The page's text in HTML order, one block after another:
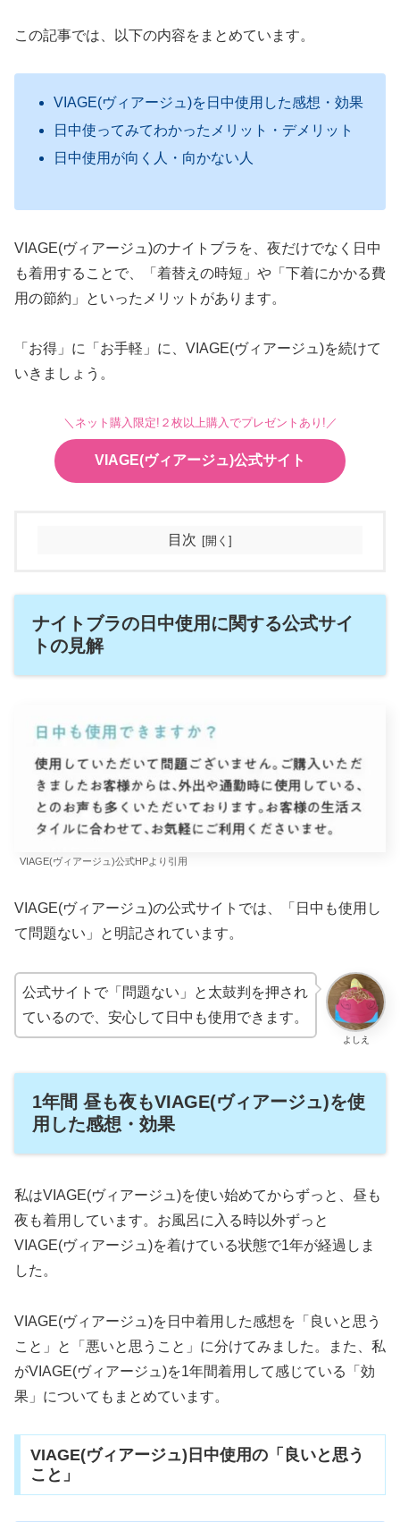
この記事では、以下の内容をまとめています。
VIAGE(ヴィアージュ)を日中使用した感想・効果
日中使ってみてわかったメリット・デメリット
日中使用が向く人・向かない人
VIAGE(ヴィアージュ)のナイトブラを、夜だけでなく日中
も着用することで、「着替えの時短」や「下着にかかる費
用の節約」といったメリットがあります。
「お得」に「お手軽」に、VIAGE(ヴィアージュ)を続けて
いきましょう。
＼ネット購入限定!２枚以上購入でプレゼントあり!／
VIAGE(ヴィアージュ)公式サイト
目次
ナイトブラの日中使用に関する公式サイ
トの見解
VIAGE(ヴィアージュ)公式HPより引用
VIAGE(ヴィアージュ)の公式サイトでは、「日中も使用し
て問題ない」と明記されています。
よしえ
公式サイトで「問題ない」と太鼓判を押され
ているので、安心して日中も使用できます。
1年間 昼も夜もVIAGE(ヴィアージュ)を使
用した感想・効果
私はVIAGE(ヴィアージュ)を使い始めてからずっと、昼も
夜も着用しています。お風呂に入る時以外ずっと
VIAGE(ヴィアージュ)を着けている状態で1年が経過しま
した。
VIAGE(ヴィアージュ)を日中着用した感想を「良いと思う
こと」と「悪いと思うこと」に分けてみました。また、私
がVIAGE(ヴィアージュ)を1年間着用して感じている「効
果」についてもまとめています。
VIAGE(ヴィアージュ)日中使用の「良いと思う
こと」